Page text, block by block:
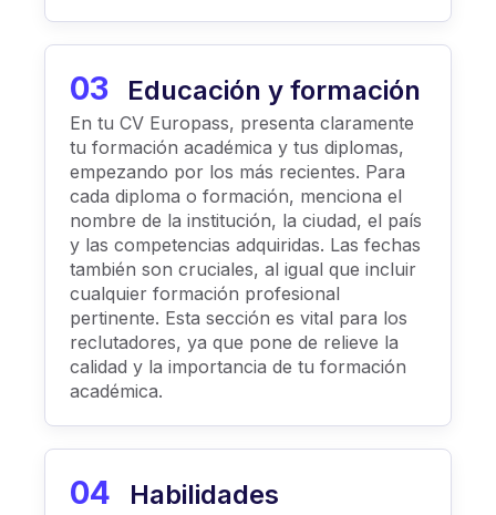
03 Educación y formación
En tu CV Europass, presenta claramente
tu formación académica y tus diplomas,
empezando por los más recientes. Para
cada diploma o formación, menciona el
nombre de la institución, la ciudad, el país
y las competencias adquiridas. Las fechas
también son cruciales, al igual que incluir
cualquier formación profesional
pertinente. Esta sección es vital para los
reclutadores, ya que pone de relieve la
calidad y la importancia de tu formación
académica.
04 Habilidades